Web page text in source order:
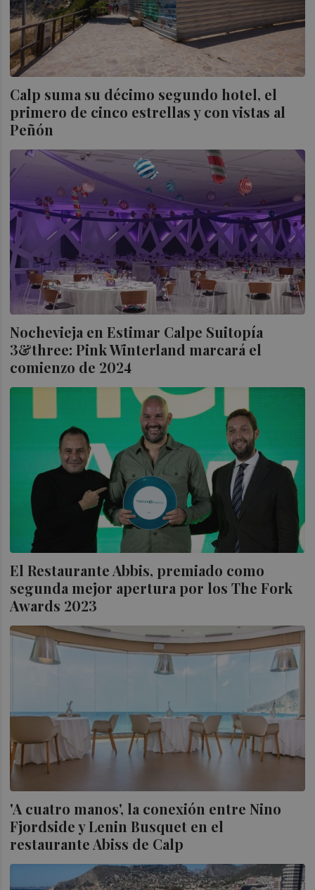
Calp suma su décimo segundo hotel, el
primero de cinco estrellas y con vistas al
Peñón
Nochevieja en Estimar Calpe Suitopía
3&three: Pink Winterland marcará el
comienzo de 2024
El Restaurante Abbis, premiado como
segunda mejor apertura por los The Fork
Awards 2023
'A cuatro manos', la conexión entre Nino
Fjordside y Lenin Busquet en el
restaurante Abiss de Calp